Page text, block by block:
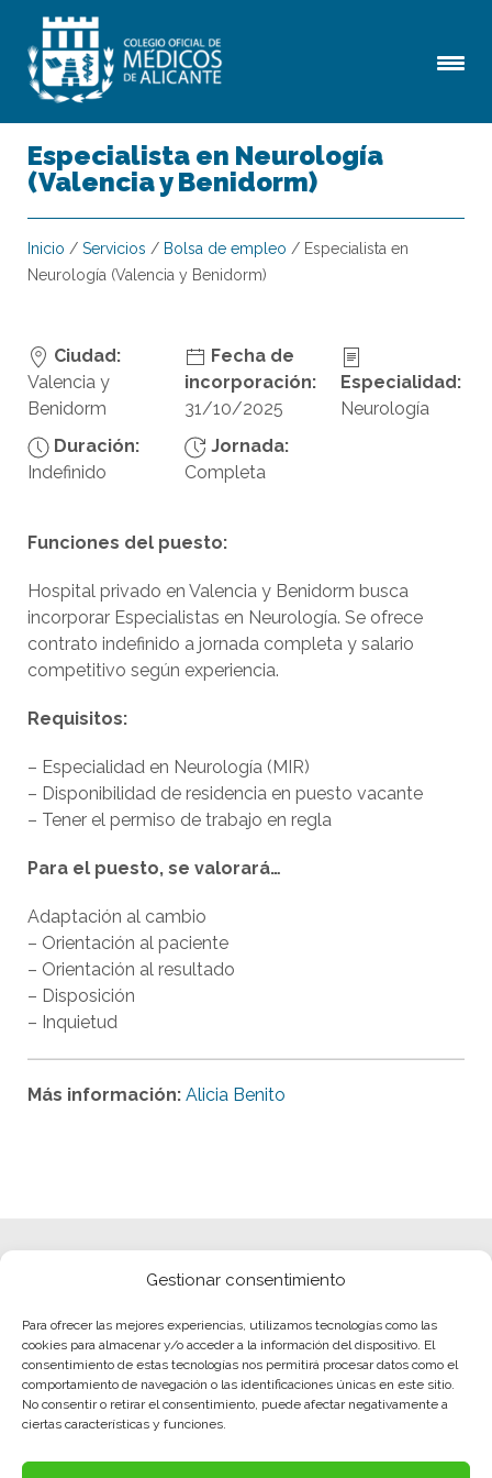
Gestionar consentimiento
Para ofrecer las mejores experiencias, utilizamos tecnologías como las
cookies para almacenar y/o acceder a la información del dispositivo. El
consentimiento de estas tecnologías nos permitirá procesar datos como el
comportamiento de navegación o las identificaciones únicas en este sitio.
No consentir o retirar el consentimiento, puede afectar negativamente a
ciertas características y funciones.
Especialista en Neurología
(Valencia y Benidorm)
Inicio / Servicios / Bolsa de empleo / Especialista en
Neurología (Valencia y Benidorm)
Ciudad:
Valencia y
Benidorm
Fecha de
incorporación:
31/10/2025
Especialidad:
Neurología
Duración:
Indefinido
Jornada:
Completa
Funciones del puesto:
Hospital privado en Valencia y Benidorm busca
incorporar Especialistas en Neurología. Se ofrece
contrato indefinido a jornada completa y salario
competitivo según experiencia.
Requisitos:
– Especialidad en Neurología (MIR)
– Disponibilidad de residencia en puesto vacante
– Tener el permiso de trabajo en regla
Para el puesto, se valorará…
Adaptación al cambio
– Orientación al paciente
– Orientación al resultado
– Disposición
– Inquietud
Más información: Alicia Benito